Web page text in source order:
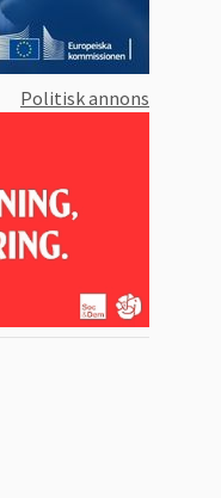
Politisk annons